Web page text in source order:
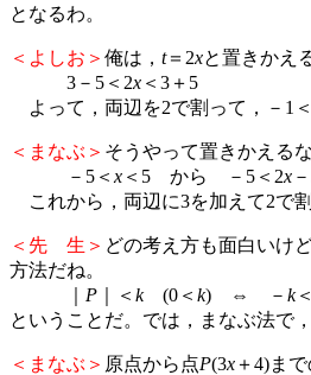
となるわ。
＜よしお＞ 俺は， t＝2xと置きかえ
3－5＜2x ＜3＋5
よって，両辺を2で割って，－1＜
＜まなぶ＞ そうやって置きかえる
－5＜ x ＜5 から －5＜2x
これから，両辺に3を加えて2で割
＜先 生＞ どの考え方も面白いけ
方法だね。
P ｜＜ k(0＜ k) ⇔ － k＜
ということだ。では，まなぶ法で
＜まなぶ＞ 原点から点P(3x＋4)ま